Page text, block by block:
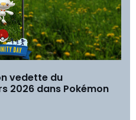
vedette du
2026 dans Pokémon